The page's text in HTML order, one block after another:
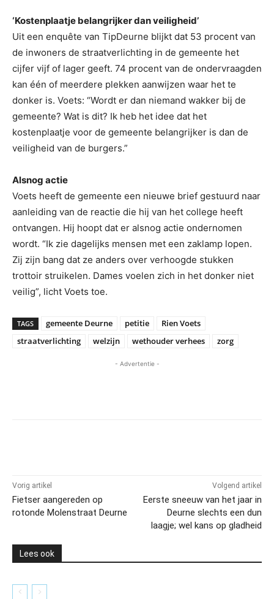
‘Kostenplaatje belangrijker dan veiligheid’
Uit een enquête van TipDeurne blijkt dat 53 procent van
de inwoners de straatverlichting in de gemeente het
cijfer vijf of lager geeft. 74 procent van de ondervraagden
kan één of meerdere plekken aanwijzen waar het te
donker is. Voets: “Wordt er dan niemand wakker bij de
gemeente? Wat is dit? Ik heb het idee dat het
kostenplaatje voor de gemeente belangrijker is dan de
veiligheid van de burgers.”
Alsnog actie
Voets heeft de gemeente een nieuwe brief gestuurd naar
aanleiding van de reactie die hij van het college heeft
ontvangen. Hij hoopt dat er alsnog actie ondernomen
wordt. “Ik zie dagelijks mensen met een zaklamp lopen.
Zij zijn bang dat ze anders over verhoogde stukken
trottoir struikelen. Dames voelen zich in het donker niet
veilig”, licht Voets toe.
TAGS gemeente Deurne petitie
Rien Voets
straatverlichting
welzijn wethouder verhees zorg
- Advertentie -
Vorig artikel
Fietser aangereden op
rotonde Molenstraat Deurne
Volgend artikel
Eerste sneeuw van het jaar in
Deurne slechts een dun
laagje; wel kans op gladheid
Lees ook